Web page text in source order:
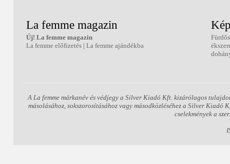
La femme magazin
Új! La femme magazin
La femme előfizetés | La femme ajándékba
A La femme márkanév és védjegy a Silver Kiadó Kft. kizárólagos
másolásához, sokszorosításához vagy másodközléséhez a Silver
cselekmények a